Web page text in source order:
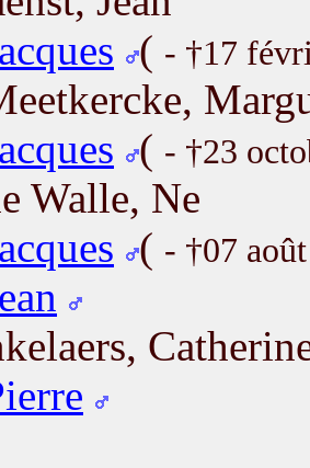
( - †17
( - †23
Walle, Ne
( - †07